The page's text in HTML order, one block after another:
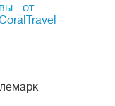
- от